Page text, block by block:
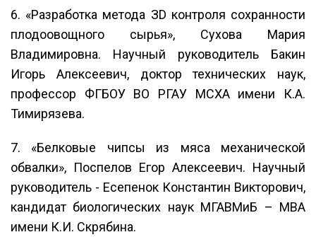
6. «Разработка метода ЗD контроля сохранности
плодоовощного сырья», Сухова Мария
Владимировна. Научный руководитель Бакин
Игорь Алексеевич, доктор технических наук,
профессор ФГБОУ ВО РГАУ МСХА имени К.А.
Тимирязева.
7. «Белковые чипсы из мяса механической
обвалки», Поспелов Егор Алексеевич. Научный
руководитель - Есепенок Константин Викторович,
кандидат биологических наук МГАВМиБ – МВА
имени К.И. Скрябина.